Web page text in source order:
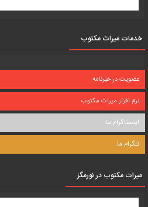
خدمات میراث مکتوب
عضویت در خبرنامه
نرم افزار میراث مکتوب
اینستاگرام ما
تلگرام ما
میرات مکتوب در نورمگز